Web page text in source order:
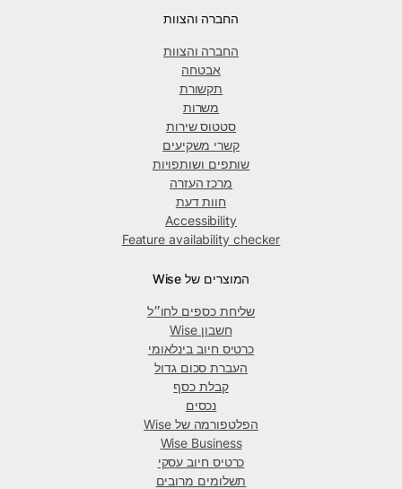
החברה והצוות
החברה והצוות
אבטחה
תקשורת
משרות
סטטוס שירות
קשרי משקיעים
שותפים ושותפויות
מרכז העזרה
חוות דעת
Accessibility
Feature availability checker
המוצרים של Wise
שליחת כספים לחו״ל
חשבון Wise
כרטיס חיוב בינלאומי
העברת סכום גדול
קבלת כסף
נכסים
הפלטפורמה של Wise
Wise Business
כרטיס חיוב עסקי
תשלומים מרובים